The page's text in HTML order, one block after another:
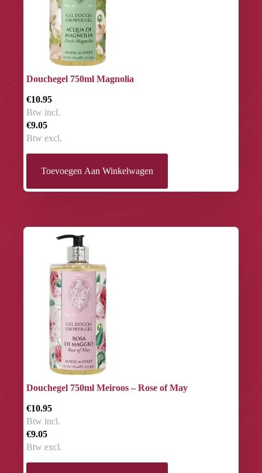
Douchegel 750ml Magnolia
€10.95
Btw incl.
€9.05
Btw excl.
Toevoegen Aan Winkelwagen
Douchegel 750ml Meiroos – Rose of May
€10.95
Btw incl.
€9.05
Btw excl.